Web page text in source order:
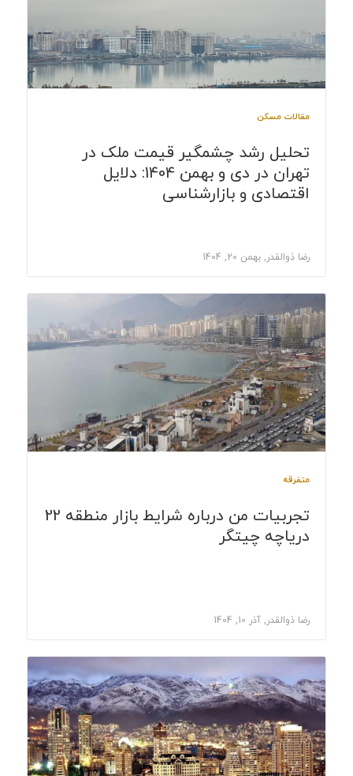
مقالات مسکن
تحلیل رشد چشمگیر قیمت ملک در
تهران در دی و بهمن 1404: دلایل
اقتصادی و بازارشناسی
رضا ذوالقدر, بهمن 20, 1404
متفرقه
تجربیات من درباره شرایط بازار منطقه 22
دریاچه چیتگر
رضا ذوالقدر, آذر 10, 1404